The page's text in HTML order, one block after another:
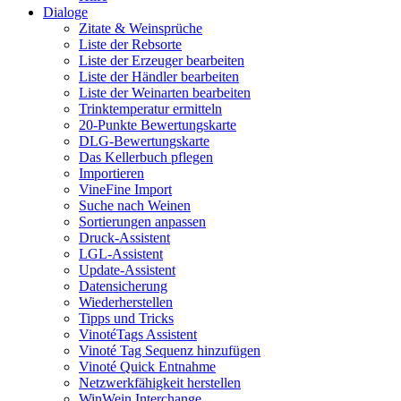
Dialoge
Zitate & Weinsprüche
Liste der Rebsorte
Liste der Erzeuger bearbeiten
Liste der Händler bearbeiten
Liste der Weinarten bearbeiten
Trinktemperatur ermitteln
20-Punkte Bewertungskarte
DLG-Bewertungskarte
Das Kellerbuch pflegen
Importieren
VineFine Import
Suche nach Weinen
Sortierungen anpassen
Druck-Assistent
LGL-Assistent
Update-Assistent
Datensicherung
Wiederherstellen
Tipps und Tricks
VinotéTags Assistent
Vinoté Tag Sequenz hinzufügen
Vinoté Quick Entnahme
Netzwerkfähigkeit herstellen